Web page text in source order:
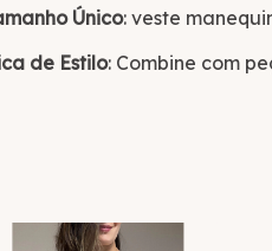
Único: veste
de Estilo: Combine com